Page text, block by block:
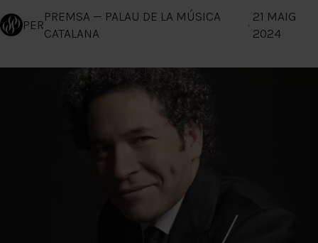
PER
PREMSA — PALAU DE LA MÚSICA
CATALANA
·
21 MAIG
2024